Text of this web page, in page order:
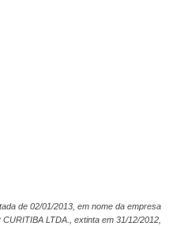
de 02/01/2013, em nome da empresa
LTDA., extinta em 31/12/2012,